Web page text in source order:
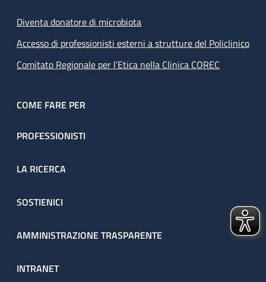
Diventa donatore di microbiota
Accesso di professionisti esterni a strutture del Policlinico
Comitato Regionale per l’Etica nella Clinica COREC
COME FARE PER
PROFESSIONISTI
LA RICERCA
SOSTIENICI
AMMINISTRAZIONE TRASPARENTE
INTRANET